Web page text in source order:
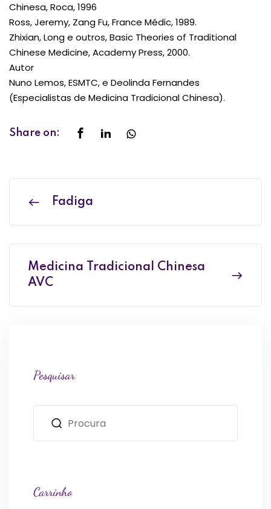
Chinesa, Roca, 1996
Ross, Jeremy, Zang Fu, France Médic, 1989.
Zhixian, Long e outros, Basic Theories of Traditional
Chinese Medicine, Academy Press, 2000.
Autor
Nuno Lemos, ESMTC, e Deolinda Fernandes
(Especialistas de Medicina Tradicional Chinesa).
Share on:
Fadiga
Medicina Tradicional Chinesa
AVC
Pesquisar
Carrinho